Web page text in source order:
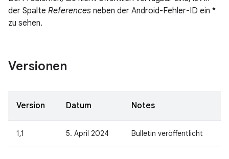
der Spalte References neben der Android-Fehler-ID ein *
zu sehen.
Versionen
Version Datum Notes
1,1 5. April 2024 Bulletin veröffentlicht